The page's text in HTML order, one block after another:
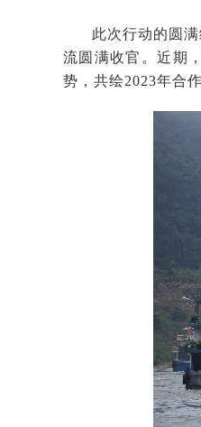
此次行动的圆
流圆满收官。近期
势，共绘2023年合作